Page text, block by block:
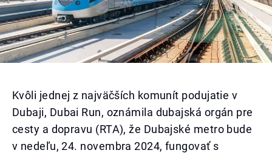
Kvôli jednej z najväčších komunít podujatie v
Dubaji, Dubai Run, oznámila dubajská orgán pre
cesty a dopravu (RTA), že Dubajské metro bude
v nedeľu, 24. novembra 2024, fungovať s